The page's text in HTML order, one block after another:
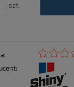
szt.